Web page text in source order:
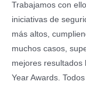
Trabajamos con
iniciativas de
más altos,
muchos casos,
mejores resultados
Year Awards.